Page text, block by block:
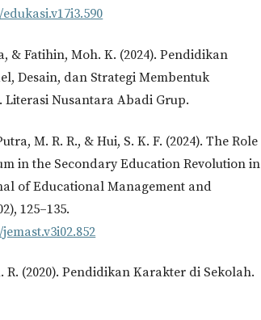
& Fatihin, Moh. K. (2024). Pendidikan
Desain, dan Strategi Membentuk
Nusantara Abadi Grup.
M. R. R., & Hui, S. K. F. (2024). The Role
in the Secondary Education Revolution in
of Educational Management and
125–135.
R. (2020). Pendidikan Karakter di Sekolah.